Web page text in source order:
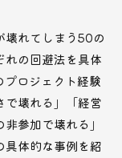
壊れてしまう50の
れの回避法を具体
ロジェクト経験
で壊れる」「経営
参加で壊れる」
具体的な事例を紹